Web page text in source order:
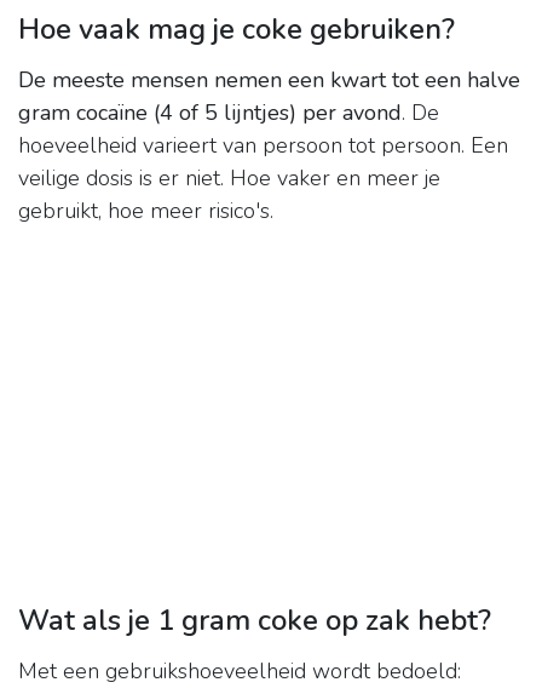
Hoe vaak mag je coke gebruiken?
De meeste mensen nemen een kwart tot een halve
gram cocaïne (4 of 5 lijntjes) per avond. De
hoeveelheid varieert van persoon tot persoon. Een
veilige dosis is er niet. Hoe vaker en meer je
gebruikt, hoe meer risico's.
Wat als je 1 gram coke op zak hebt?
Met een gebruikshoeveelheid wordt bedoeld: